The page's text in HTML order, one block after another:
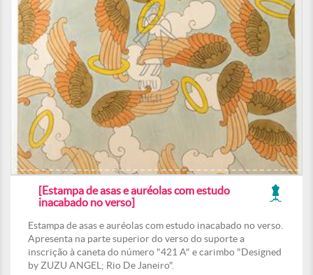
[Estampa de asas e auréolas com estudo
inacabado no verso]
Estampa de asas e auréolas com estudo inacabado no verso.
Apresenta na parte superior do verso do suporte a
inscrição à caneta do número "421 A" e carimbo "Designed
by ZUZU ANGEL; Rio De Janeiro".